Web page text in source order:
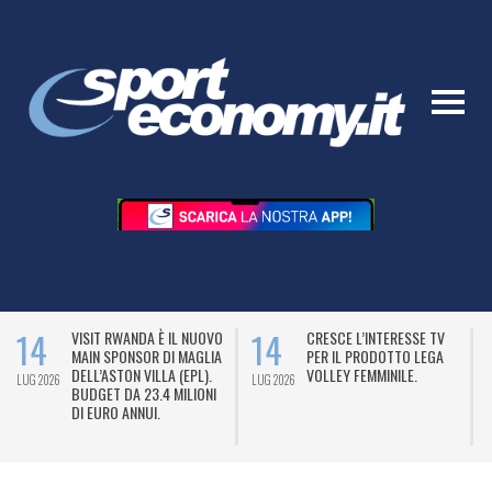
14
LUG 2026
VISIT RWANDA È IL NUOVO
MAIN SPONSOR DI MAGLIA
DELL’ASTON VILLA (EPL).
BUDGET DA 23.4 MILIONI
DI EURO ANNUI.
14
LUG 2026
CRESCE L’INTERESSE TV
PER IL PRODOTTO LEGA
VOLLEY FEMMINILE.